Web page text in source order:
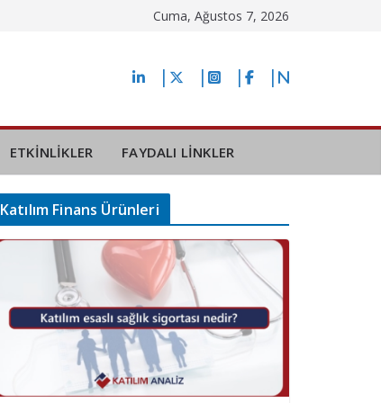
Cuma, Ağustos 7, 2026
ETKİNLİKLER FAYDALI LİNKLER
Katılım Finans Ürünleri